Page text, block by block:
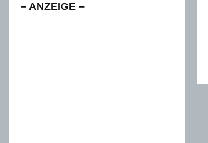
– ANZEIGE –